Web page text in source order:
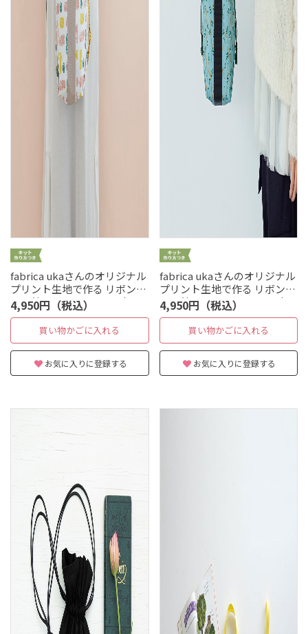
fabrica ukaさんのオリジナル
プリント生地で作る リボン結
び巾着バッグ [dumping柄]
4,950円（税込）
買い物かごに入れる
お気に入りに登録する
fabrica ukaさんのオリジナル
プリント生地で作る リボン結
び巾着バッグ [little baby柄]
4,950円（税込）
買い物かごに入れる
お気に入りに登録する